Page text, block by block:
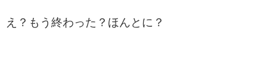
え？もう終わった？ほんとに？